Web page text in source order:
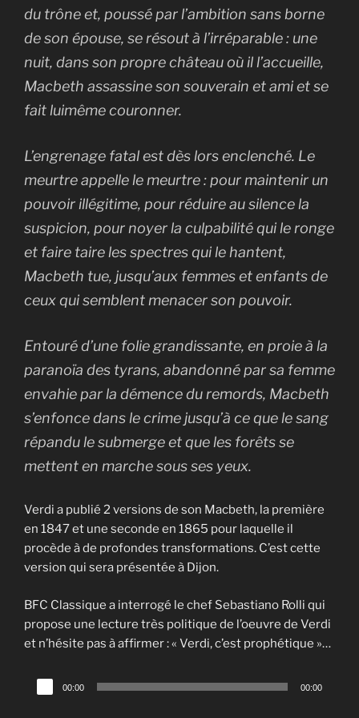
du trône et, poussé par l’ambition sans borne
de son épouse, se résout à l’irréparable : une
nuit, dans son propre château où il l’accueille,
Macbeth assassine son souverain et ami et se
fait luimême couronner.
L’engrenage fatal est dès lors enclenché. Le
meurtre appelle le meurtre : pour maintenir un
pouvoir illégitime, pour réduire au silence la
suspicion, pour noyer la culpabilité qui le ronge
et faire taire les spectres qui le hantent,
Macbeth tue, jusqu’aux femmes et enfants de
ceux qui semblent menacer son pouvoir.
Entouré d’une folie grandissante, en proie à la
paranoïa des tyrans, abandonné par sa femme
envahie par la démence du remords, Macbeth
s’enfonce dans le crime jusqu’à ce que le sang
répandu le submerge et que les forêts se
mettent en marche sous ses yeux.
Verdi a publié 2 versions de son Macbeth, la première
en 1847 et une seconde en 1865 pour laquelle il
procède à de profondes transformations. C’est cette
version qui sera présentée à Dijon.
BFC Classique a interrogé le chef Sebastiano Rolli qui
propose une lecture très politique de l’oeuvre de Verdi
et n’hésite pas à affirmer : « Verdi, c’est prophétique »…
Lecteur
audio
00:00 00:00